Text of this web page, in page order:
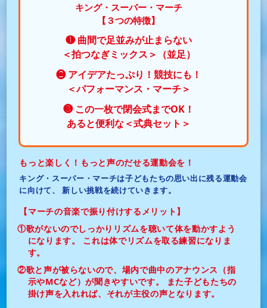
キング・スーパー・マーチ
【３つの特徴】
❶ 曲間で足並みが止まらない
＜拍つなぎミックス＞（並足）
❷ アイデアたっぷり！競技にも！
＜パフォーマンス・マーチ＞
❸ この一枚で閉会式までOK！
あると便利な＜式典セット＞
もっと楽しく！もっと声のだせる運動会を！
キング・スーパー・マーチは子どもたちの思い出に残る運動会
に向けて、
新しい挑戦を続けていきます。
【マーチの音楽で振り付けするメリット】
①歌がないのでしっかりリズムを聴いて体を動かすよう
になります。
これは体でリズムを取る練習になりま
す。
②歌と声が被らないので、場内で曲中のアナウンス（指
示やMCなど）が聞きやすいです。
また子どもたちの
掛け声を入れれば、それが主役の声となります。